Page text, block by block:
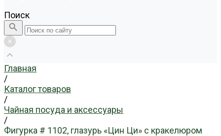
Поиск
Главная
/
Каталог товаров
/
Чайная посуда и аксессуары
/
Фигурка # 1102, глазурь «Цин Ци» с кракелюром